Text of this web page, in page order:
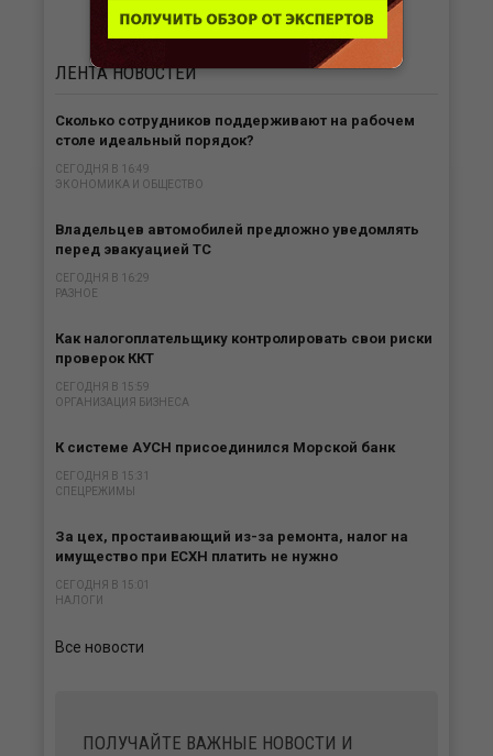
ЛЕНТАНОВОСТЕЙ
Сколько сотрудников поддерживают на рабочем
столе идеальный порядок?
СЕГОДНЯ В 16:49
ЭКОНОМИКА И ОБЩЕСТВО
Владельцев автомобилей предложно уведомлять
перед эвакуацией ТС
СЕГОДНЯ В 16:29
РАЗНОЕ
Как налогоплательщику контролировать свои риски
проверок ККТ
СЕГОДНЯ В 15:59
ОРГАНИЗАЦИЯ БИЗНЕСА
К системе АУСН присоединился Морской банк
СЕГОДНЯ В 15:31
СПЕЦРЕЖИМЫ
За цех, простаивающий из-за ремонта, налог на
имущество при ЕСХН платить не нужно
СЕГОДНЯ В 15:01
НАЛОГИ
Все новости
ПОЛУЧАЙТЕ ВАЖНЫЕ НОВОСТИ И